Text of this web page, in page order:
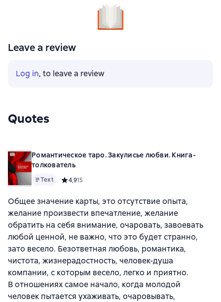
Leave a review
Log in, to leave a review
Quotes
Романтическое таро. Закулисье любви. Книга-
толкователь
Text Средний рейтинг 4,9 на основе 15 оценок
4,915
Общее значение карты, это отсутствие опыта,
желание произвести впечатление, желание
обратить на себя внимание, очаровать, завоевать
любой ценной, не важно, что это будет странно,
зато весело. Безответная любовь, романтика,
чистота, жизнерадостность, человек-душа
компании, с которым весело, легко и приятно.
В отношениях самое начало, когда молодой
человек пытается ухаживать, очаровывать,